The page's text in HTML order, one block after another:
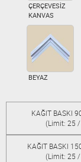
ÇERÇEVESİZ
KANVAS
BEYAZ
KAĞIT BASKI
(Limit: 25
KAĞIT BASKI
(Limit: 25